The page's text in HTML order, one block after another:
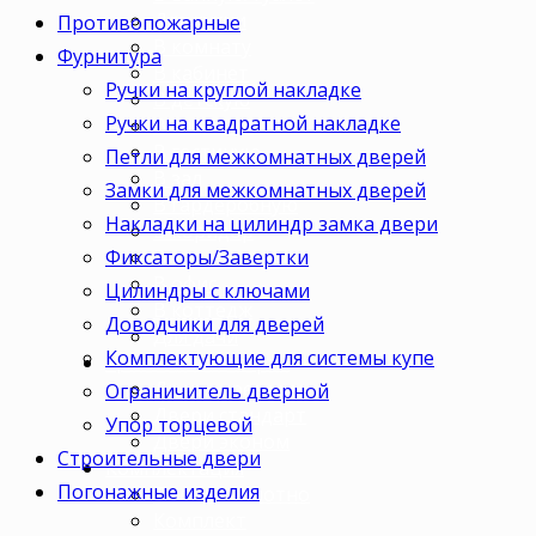
Для кухни
В комнату
В кабинет
В детскую
В спальню
В гостиную
В гардеробную
В коридор
В кладовку
В офис
В коттедж
Для дачи
Ценовая категория
Двери премиум
Двери стандарт
Двери эконом
Комплектация
Только полотно
Противопожарные
Фурнитура
Ручки на круглой накладке
Ручки на квадратной накладке
Петли для межкомнатных дверей
Замки для межкомнатных дверей
Накладки на цилиндр замка двери
Фиксаторы/Завертки
Цилиндры с ключами
Доводчики для дверей
Комплектующие для системы купе
Ограничитель дверной
Упор торцевой
Строительные двери
Погонажные изделия